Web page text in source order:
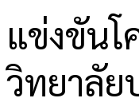
แข่งขันโ
วิทยาลั